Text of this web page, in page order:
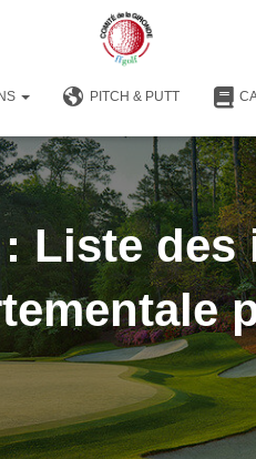
PITCH & PUTT
Liste